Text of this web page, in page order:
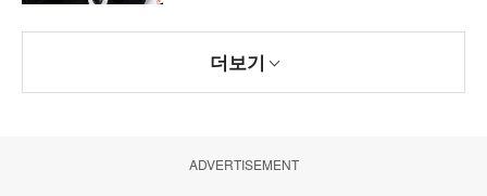
더보기
ADVERTISEMENT